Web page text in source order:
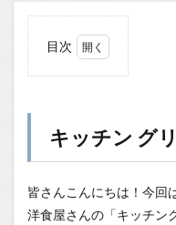
目次
ーン
1.0.1
タイム
キッチン グ
皆さんこんにちは！今回
洋食屋さんの「キッチン